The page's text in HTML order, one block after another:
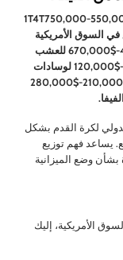
يتكلف بناء ملعب كرة قدم معتمد من الفيفا ما بين $550,000-1T4T750,000
بمساحة 7,140 متر مربع في السوق الأمريكية
(2024). وتشمل مكونات التكلفة الرئيسية $450,000-$670,000 للعشب
الاصطناعي، $40,000-$60,000 للحشو، $70,000-$120,000 لوسادات
الصدمات، $300,000-$420,000 لتجهيز القاعدة، $210,000-$280,000
لكرة القدم بشكل
يساعد فهم توزيع
وضع الميزانية
الأمريكية، إليك